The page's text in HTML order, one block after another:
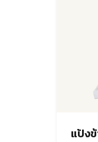
แป้ง